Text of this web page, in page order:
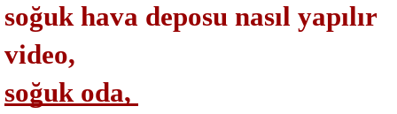
soğuk hava deposu nasıl yapılır
video,
soğuk oda,